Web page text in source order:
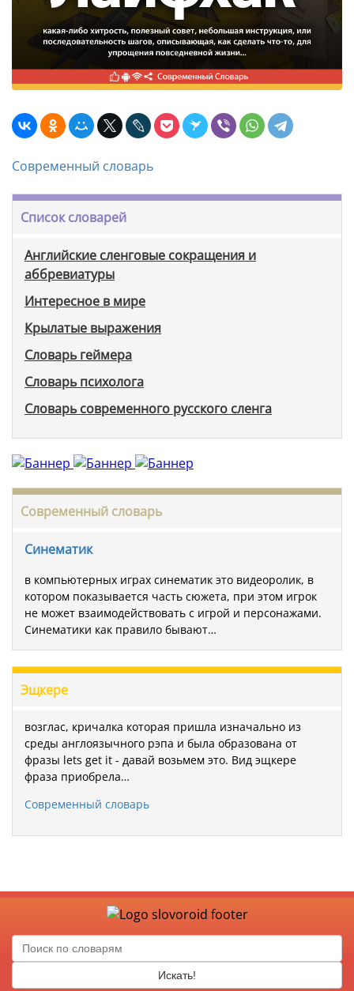
Современный словарь
Список словарей
Английские сленговые сокращения и
аббревиатуры
Интересное в мире
Крылатые выражения
Словарь геймера
Словарь психолога
Словарь современного русского сленга
Современный словарь
Синематик
в компьютерных играх синематик это видеоролик, в
котором показывается часть сюжета, при этом игрок
не может взаимодействовать с игрой и персонажами.
Синематики как правило бывают…
Эщкере
возглас, кричалка которая пришла изначально из
среды англоязычного рэпа и была образована от
фразы lets get it - давай возьмем это. Вид эщкере
фраза приобрела…
Современный словарь
Искать!